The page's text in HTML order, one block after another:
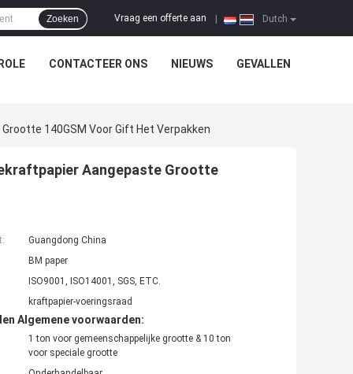
Dutch
Vraag een offerte aan
Zoeken
CONTACTEER ONS NIEUWS GEVALLEN
140GSM Voor Gift Het Verpakken
Aangepaste Grootte
Guangdong China
BM paper
ISO9001, ISO14001, SGS, ETC.
kraftpapier-voeringsraad
Algemene voorwaarden:
1 ton voor gemeenschappelijke grootte & 10 ton
voor speciale grootte